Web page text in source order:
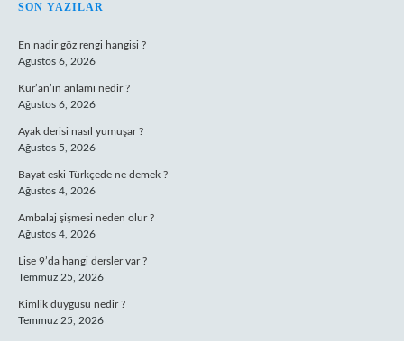
SIDEBAR
SON YAZILAR
En nadir göz rengi hangisi ?
Ağustos 6, 2026
Kur’an’ın anlamı nedir ?
Ağustos 6, 2026
Ayak derisi nasıl yumuşar ?
Ağustos 5, 2026
Bayat eski Türkçede ne demek ?
Ağustos 4, 2026
Ambalaj şişmesi neden olur ?
Ağustos 4, 2026
Lise 9’da hangi dersler var ?
Temmuz 25, 2026
Kimlik duygusu nedir ?
Temmuz 25, 2026